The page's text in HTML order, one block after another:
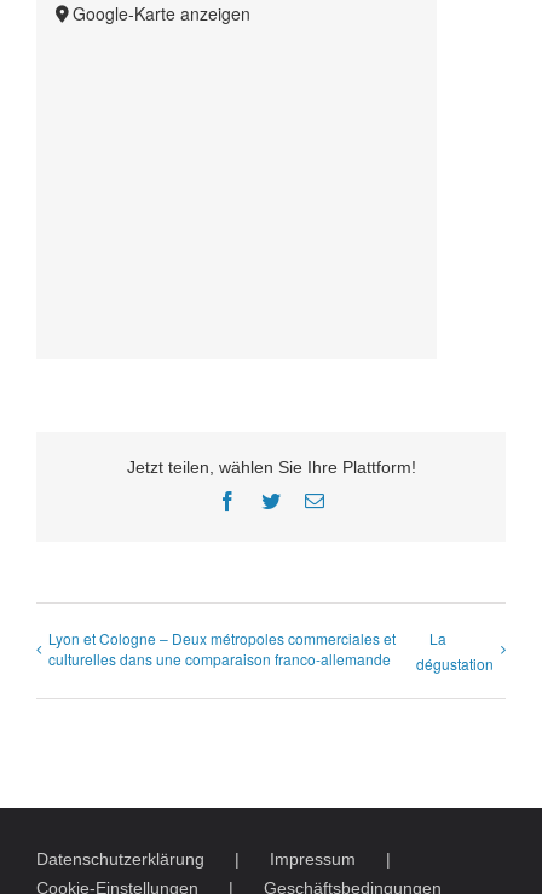
Google-Karte anzeigen
Jetzt teilen, wählen Sie Ihre Plattform!
Facebook
TwitterE-
Lyon et Cologne – Deux métropoles commerciales et
culturelles dans une comparaison franco-allemande
La
dégustation
Datenschutzerklärung
Impressum
Cookie-Einstellungen
Geschäftsbedingungen